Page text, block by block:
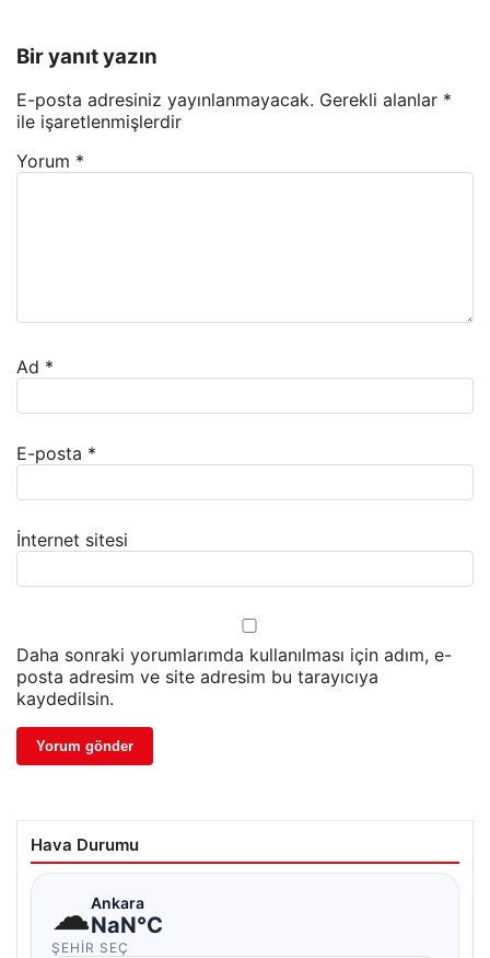
Bir yanıt yazın
E-posta adresiniz yayınlanmayacak. Gerekli alanlar *
ile işaretlenmişlerdir
Yorum *
Ad *
E-posta *
İnternet sitesi
Daha sonraki yorumlarımda kullanılması için adım, e-
posta adresim ve site adresim bu tarayıcıya
kaydedilsin.
Hava Durumu
☁Ankara
NaN°C
ŞEHIR SEÇ